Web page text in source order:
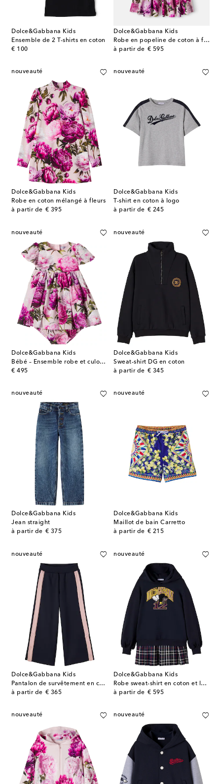
Dolce&Gabbana Kids
Ensemble de 2 T-shirts en coton
€ 100
original price
Dolce&Gabbana Kids
Robe en popeline de coton à fleurs
à partir de € 595
original price
nouveauté
Dolce&Gabbana Kids
Robe en coton mélangé à fleurs
à partir de € 395
original price
nouveauté
Dolce&Gabbana Kids
T-shirt en coton à logo
à partir de € 245
original price
nouveauté
Dolce&Gabbana Kids
Bébé – Ensemble robe et culotte bloomer en coton
€ 495
original price
nouveauté
Dolce&Gabbana Kids
Sweat-shirt DG en coton
à partir de € 345
original price
nouveauté
Dolce&Gabbana Kids
Jean straight
à partir de € 375
original price
nouveauté
Dolce&Gabbana Kids
Maillot de bain Carretto
à partir de € 215
original price
nouveauté
Dolce&Gabbana Kids
Pantalon de survêtement en coton
à partir de € 365
original price
nouveauté
Dolce&Gabbana Kids
Robe sweat-shirt en coton et laine
à partir de € 595
original price
nouveauté nouveauté